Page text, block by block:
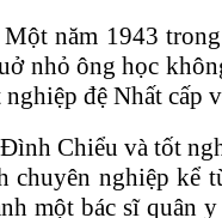
năm 1943
nhỏ ông học
đệ Nhất cấp
Chiểu và tốt
nghiệp kể
một bác sĩ quân